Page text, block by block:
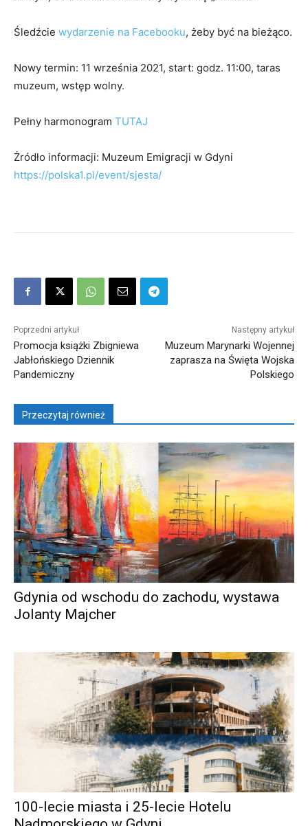
Śledźcie wydarzenie na Facebooku, żeby być na bieżąco.
Nowy termin: 11 września 2021, start: godz. 11:00, taras
muzeum, wstęp wolny.
Pełny harmonogram TUTAJ
Żródło informacji: Muzeum Emigracji w Gdyni
https://polska1.pl/event/sjesta/
Poprzedni artykuł
Promocja książki Zbigniewa
Jabłońskiego Dziennik
Pandemiczny
Następny artykuł
Muzeum Marynarki Wojennej
zaprasza na Święta Wojska
Polskiego
Przeczytaj również
Gdynia od wschodu do zachodu, wystawa
Jolanty Majcher
100-lecie miasta i 25-lecie Hotelu